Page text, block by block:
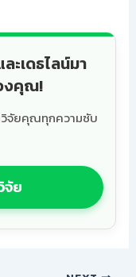
ะเดธไลน์มา
งคุณ!
วิจัยคุณทุกความซับ
จัย